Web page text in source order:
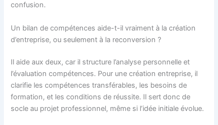
confusion.
Un bilan de compétences aide-t-il vraiment à la création
d’entreprise, ou seulement à la reconversion ?
Il aide aux deux, car il structure l’analyse personnelle et
l’évaluation compétences. Pour une création entreprise, il
clarifie les compétences transférables, les besoins de
formation, et les conditions de réussite. Il sert donc de
socle au projet professionnel, même si l’idée initiale évolue.